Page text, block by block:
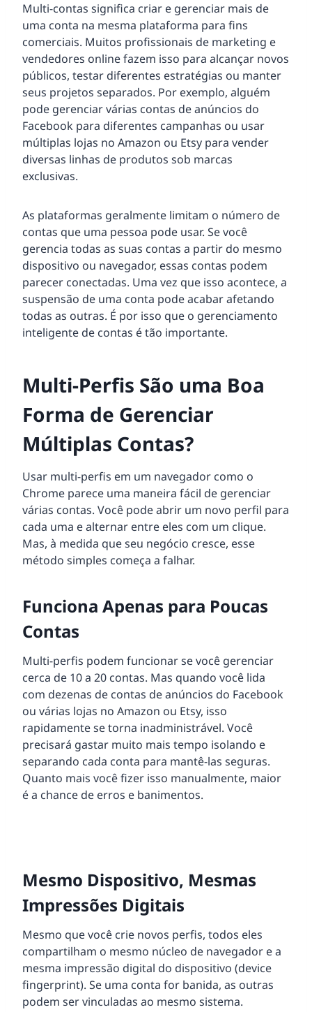
Multi-contas significa criar e gerenciar mais de
uma conta na mesma plataforma para fins
comerciais. Muitos profissionais de marketing e
vendedores online fazem isso para alcançar novos
públicos, testar diferentes estratégias ou manter
seus projetos separados. Por exemplo, alguém
pode gerenciar várias contas de anúncios do
Facebook para diferentes campanhas ou usar
múltiplas lojas no Amazon ou Etsy para vender
diversas linhas de produtos sob marcas
exclusivas.
As plataformas geralmente limitam o número de
contas que uma pessoa pode usar. Se você
gerencia todas as suas contas a partir do mesmo
dispositivo ou navegador, essas contas podem
parecer conectadas. Uma vez que isso acontece, a
suspensão de uma conta pode acabar afetando
todas as outras. É por isso que o gerenciamento
inteligente de contas é tão importante.
Multi-Perfis São uma Boa
Forma de Gerenciar
Múltiplas Contas?
Usar multi-perfis em um navegador como o
Chrome parece uma maneira fácil de gerenciar
várias contas. Você pode abrir um novo perfil para
cada uma e alternar entre eles com um clique.
Mas, à medida que seu negócio cresce, esse
método simples começa a falhar.
Funciona Apenas para Poucas
Contas
Multi-perfis podem funcionar se você gerenciar
cerca de 10 a 20 contas. Mas quando você lida
com dezenas de contas de anúncios do Facebook
ou várias lojas no Amazon ou Etsy, isso
rapidamente se torna inadministrável. Você
precisará gastar muito mais tempo isolando e
separando cada conta para mantê-las seguras.
Quanto mais você fizer isso manualmente, maior
é a chance de erros e banimentos.
Mesmo Dispositivo, Mesmas
Impressões Digitais
Mesmo que você crie novos perfis, todos eles
compartilham o mesmo núcleo de navegador e a
mesma impressão digital do dispositivo (device
fingerprint). Se uma conta for banida, as outras
podem ser vinculadas ao mesmo sistema.